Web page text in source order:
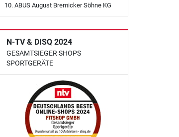
ABUS August Bremicker Söhne KG
N-TV & DISQ 2024
GESAMTSIEGER SHOPS
SPORTGERÄTE